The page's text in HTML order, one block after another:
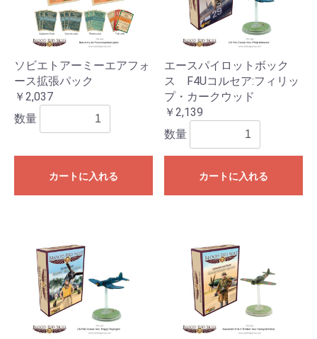
ソビエトアーミーエアフォ
ース拡張パック
￥2,037
数量
カートに入れる
エースパイロットボック
ス F4Uコルセア:フィリッ
プ・カークウッド
￥2,139
数量
カートに入れる